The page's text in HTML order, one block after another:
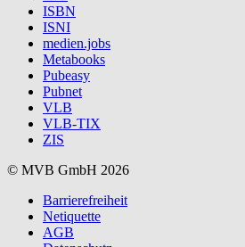
ISBN
ISNI
medien.jobs
Metabooks
Pubeasy
Pubnet
VLB
VLB-TIX
ZIS
© MVB GmbH 2026
Barrierefreiheit
Netiquette
AGB